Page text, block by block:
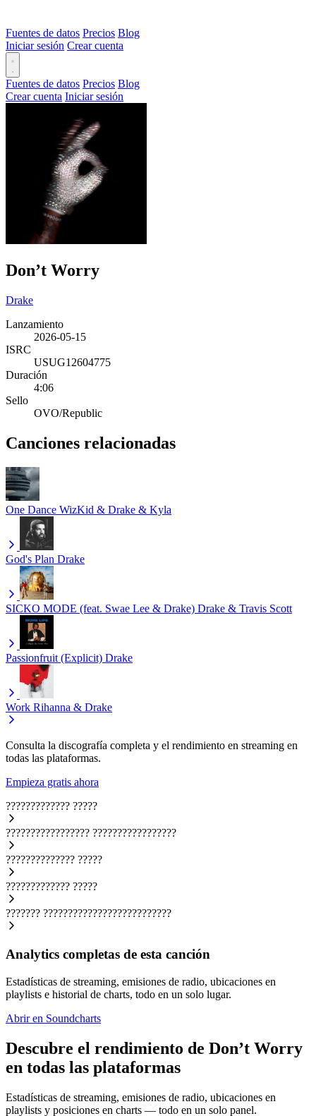
Fuentes de datos Precios Blog
Iniciar sesión Crear cuenta
Fuentes de datos Precios Blog
Crear cuenta Iniciar sesión
Don’t Worry
Drake
Lanzamiento
2026-05-15
ISRC
USUG12604775
Duración
4:06
Sello
OVO/Republic
Canciones relacionadas
One Dance WizKid & Drake & Kyla
God's Plan Drake
SICKO MODE (feat. Swae Lee & Drake) Drake & Travis Scott
Passionfruit (Explicit) Drake
Work Rihanna & Drake
Consulta la discografía completa y el rendimiento en streaming en
todas las plataformas.
Empieza gratis ahora
????????????? ?????
????????????????? ?????????????????
?????????????? ?????
????????????? ?????
??????? ??????????????????????????
Analytics completas de esta canción
Estadísticas de streaming, emisiones de radio, ubicaciones en
playlists e historial de charts, todo en un solo lugar.
Abrir en Soundcharts
Descubre el rendimiento de Don’t Worry
en todas las plataformas
Estadísticas de streaming, emisiones de radio, ubicaciones en
playlists y posiciones en charts — todo en un solo panel.